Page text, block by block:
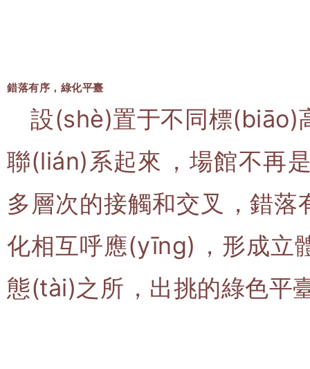
錯落有序，綠化平臺
設(shè)置于不同標(biāo)
聯(lián)系起來，場館不再
多層次的接觸和交叉，錯
化相互呼應(yīng)，形成
態(tài)之所，出挑的綠色